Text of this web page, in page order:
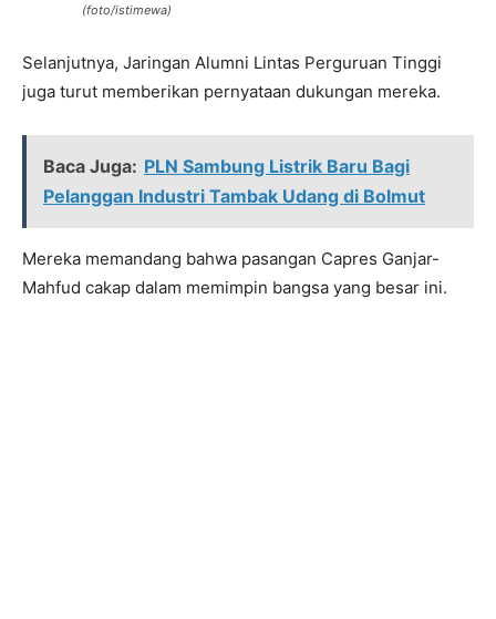
(foto/istimewa)
Selanjutnya, Jaringan Alumni Lintas Perguruan Tinggi
juga turut memberikan pernyataan dukungan mereka.
Baca Juga: PLN Sambung Listrik Baru Bagi
Pelanggan Industri Tambak Udang di Bolmut
Mereka memandang bahwa pasangan Capres Ganjar-
Mahfud cakap dalam memimpin bangsa yang besar ini.